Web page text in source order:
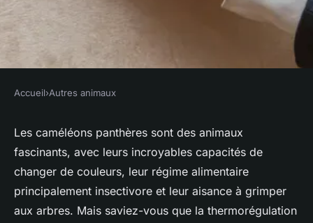
Quelle est l'importance de la
thermorégulation pour un
caméléon panthère et
comment l'optimiser?
Accueil›Autres animaux
Les caméléons panthères sont des animaux
fascinants, avec leurs incroyables capacités de
changer de couleurs, leur régime alimentaire
principalement insectivore et leur aisance à grimper
aux arbres. Mais saviez-vous que la thermorégulation